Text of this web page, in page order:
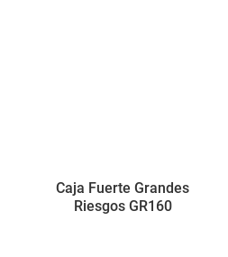
Caja Fuerte Grandes
Riesgos GR160